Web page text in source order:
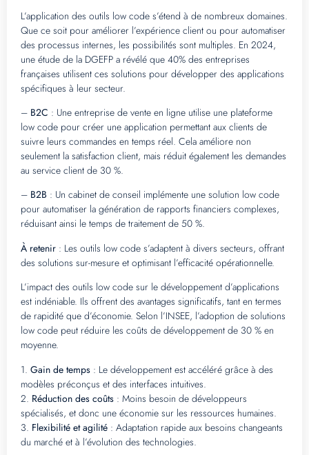
L’application des outils low code s’étend à de nombreux domaines.
Que ce soit pour améliorer l’expérience client ou pour automatiser
des processus internes, les possibilités sont multiples. En 2024,
une étude de la DGEFP a révélé que 40% des entreprises
françaises utilisent ces solutions pour développer des applications
spécifiques à leur secteur.
– B2C : Une entreprise de vente en ligne utilise une plateforme
low code pour créer une application permettant aux clients de
suivre leurs commandes en temps réel. Cela améliore non
seulement la satisfaction client, mais réduit également les demandes
au service client de 30 %.
– B2B : Un cabinet de conseil implémente une solution low code
pour automatiser la génération de rapports financiers complexes,
réduisant ainsi le temps de traitement de 50 %.
À retenir : Les outils low code s’adaptent à divers secteurs, offrant
des solutions sur-mesure et optimisant l’efficacité opérationnelle.
L’impact des outils low code sur le développement d’applications
est indéniable. Ils offrent des avantages significatifs, tant en termes
de rapidité que d’économie. Selon l’INSEE, l’adoption de solutions
low code peut réduire les coûts de développement de 30 % en
moyenne.
1. Gain de temps : Le développement est accéléré grâce à des
modèles préconçus et des interfaces intuitives.
2. Réduction des coûts : Moins besoin de développeurs
spécialisés, et donc une économie sur les ressources humaines.
3. Flexibilité et agilité : Adaptation rapide aux besoins changeants
du marché et à l’évolution des technologies.